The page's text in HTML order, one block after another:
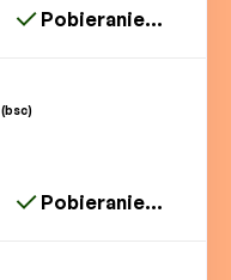
Pobieranie...
(bsc)
Pobieranie...